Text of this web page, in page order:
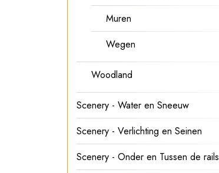
Muren
Wegen
Woodland
Scenery - Water en Sneeuw
Scenery - Verlichting en Seinen
Scenery - Onder en Tussen de rails